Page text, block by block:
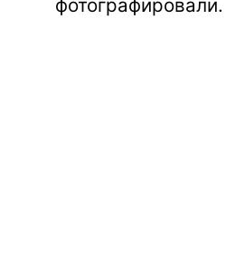
фотографировали.